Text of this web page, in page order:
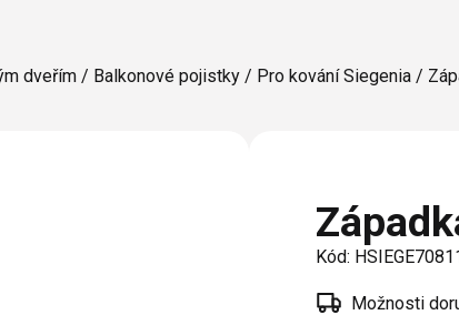
Ocelová okna a dveře
dveřím / Balkonové pojistky / Pro kování Siegenia /
Kód:
Možnosti